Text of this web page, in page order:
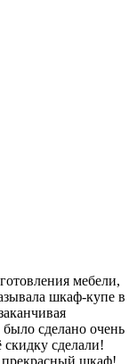
мебели,
шкаф-купе в
сделано очень
сделали!
прекрасный шкаф!